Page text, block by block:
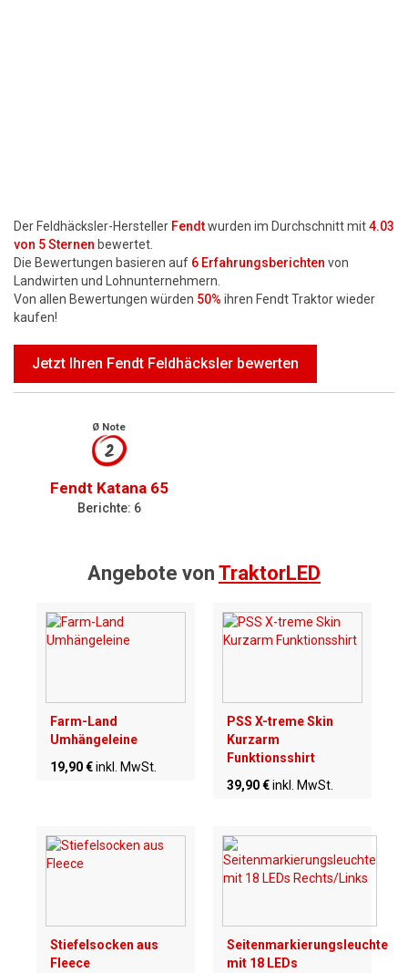
Der Feldhäcksler-Hersteller Fendtwurden im Durchschnitt mit4.03
von 5 Sternen bewertet.
Die Bewertungen basieren auf 6 Erfahrungsberichten von
Landwirten und Lohnunternehmern.
Von allen Bewertungen würden 50% ihren Fendt Traktor wieder
kaufen!
Jetzt Ihren Fendt Feldhäcksler bewerten
Ø Note
2
Fendt Katana 65
Berichte: 6
Angebote von TraktorLED
Farm-Land
Umhängeleine
19,90 €inkl. MwSt.
PSS X-treme Skin
Kurzarm
Funktionsshirt
39,90 €inkl. MwSt.
Stiefelsocken aus
Fleece
Seitenmarkierungsleuchte
mit 18 LEDs